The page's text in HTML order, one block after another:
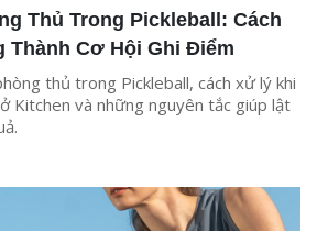
Thủ Trong Pickleball: Cách
Thành Cơ Hội Ghi Điểm
thủ trong Pickleball, cách xử lý khi
Kitchen và những nguyên tắc giúp lật